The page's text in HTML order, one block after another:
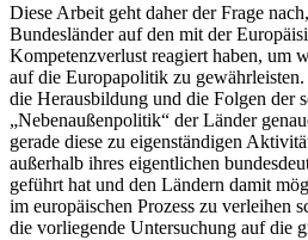
Diese Arbeit geht daher der Frage
Bundesländer auf den mit der
Kompetenzverlust reagiert haben, um
auf die Europapolitik zu
die Herausbildung und die Folgen der
„Nebenaußenpolitik“ der Länder
gerade diese zu eigenständigen
außerhalb ihres eigentlichen
geführt hat und den Ländern damit
im europäischen Prozess zu verleihen
die vorliegende Untersuchung auf die